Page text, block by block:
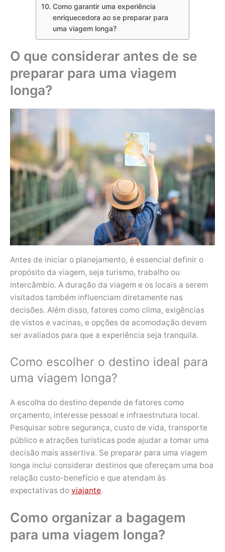
Como garantir uma experiência
enriquecedora ao se preparar para
uma viagem longa?
O que considerar antes de se
preparar para uma viagem
longa?
Antes de iniciar o planejamento, é essencial definir o
propósito da viagem, seja turismo, trabalho ou
intercâmbio. A duração da viagem e os locais a serem
visitados também influenciam diretamente nas
decisões. Além disso, fatores como clima, exigências
de vistos e vacinas, e opções de acomodação devem
ser avaliados para que a experiência seja tranquila.
Como escolher o destino ideal para
uma viagem longa?
A escolha do destino depende de fatores como
orçamento, interesse pessoal e infraestrutura local.
Pesquisar sobre segurança, custo de vida, transporte
público e atrações turísticas pode ajudar a tomar uma
decisão mais assertiva. Se preparar para uma viagem
longa inclui considerar destinos que ofereçam uma boa
relação custo-benefício e que atendam às
expectativas do viajante.
Como organizar a bagagem
para uma viagem longa?